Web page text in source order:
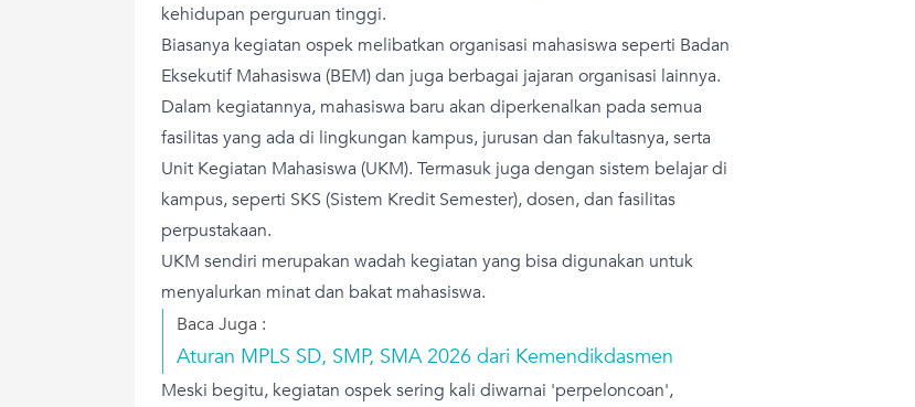
kehidupan perguruan tinggi.
Biasanya kegiatan ospek melibatkan organisasi mahasiswa seperti Badan
Eksekutif Mahasiswa (BEM) dan juga berbagai jajaran organisasi lainnya.
Dalam kegiatannya, mahasiswa baru akan diperkenalkan pada semua
fasilitas yang ada di lingkungan kampus, jurusan dan fakultasnya, serta
Unit Kegiatan Mahasiswa (UKM). Termasuk juga dengan sistem belajar di
kampus, seperti SKS (Sistem Kredit Semester), dosen, dan fasilitas
perpustakaan.
UKM sendiri merupakan wadah kegiatan yang bisa digunakan untuk
menyalurkan minat dan bakat mahasiswa.
Baca Juga :
Aturan MPLS SD, SMP, SMA 2026 dari Kemendikdasmen
Meski begitu, kegiatan ospek sering kali diwarnai 'perpeloncoan',